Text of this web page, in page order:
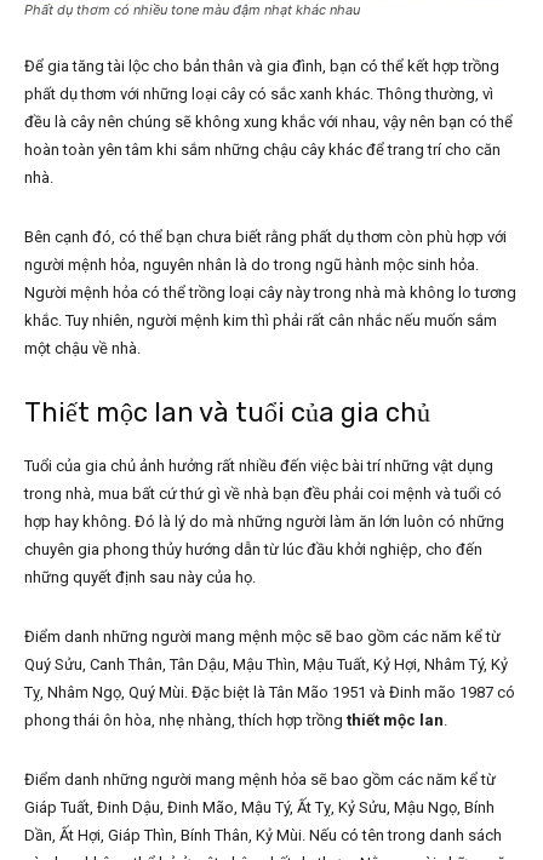
Phất dụ thơm có nhiều tone màu đậm nhạt khác nhau
Để gia tăng tài lộc cho bản thân và gia đình, bạn có thể kết hợp trồng
phất dụ thơm với những loại cây có sắc xanh khác. Thông thường, vì
đều là cây nên chúng sẽ không xung khắc với nhau, vậy nên bạn có thể
hoàn toàn yên tâm khi sắm những chậu cây khác để trang trí cho căn
nhà.
Bên cạnh đó, có thể bạn chưa biết rằng phất dụ thơm còn phù hợp với
người mệnh hỏa, nguyên nhân là do trong ngũ hành mộc sinh hỏa.
Người mệnh hỏa có thể trồng loại cây này trong nhà mà không lo tương
khắc. Tuy nhiên, người mệnh kim thì phải rất cân nhắc nếu muốn sắm
một chậu về nhà.
Thiết mộc lan và tuổi của gia chủ
Tuổi của gia chủ ảnh hưởng rất nhiều đến việc bài trí những vật dụng
trong nhà, mua bất cứ thứ gì về nhà bạn đều phải coi mệnh và tuổi có
hợp hay không. Đó là lý do mà những người làm ăn lớn luôn có những
chuyên gia phong thủy hướng dẫn từ lúc đầu khởi nghiệp, cho đến
những quyết định sau này của họ.
Điểm danh những người mang mệnh mộc sẽ bao gồm các năm kể từ
Quý Sửu, Canh Thân, Tân Dậu, Mậu Thìn, Mậu Tuất, Kỷ Hợi, Nhâm Tý, Kỷ
Tỵ, Nhâm Ngọ, Quý Mùi. Đặc biệt là Tân Mão 1951 và Đinh mão 1987 có
phong thái ôn hòa, nhẹ nhàng, thích hợp trồng thiết mộc lan.
Điểm danh những người mang mệnh hỏa sẽ bao gồm các năm kể từ
Giáp Tuất, Đinh Dậu, Đinh Mão, Mậu Tý, Ất Tỵ, Kỷ Sửu, Mậu Ngọ, Bính
Dần, Ất Hợi, Giáp Thìn, Bính Thân, Kỷ Mùi. Nếu có tên trong danh sách